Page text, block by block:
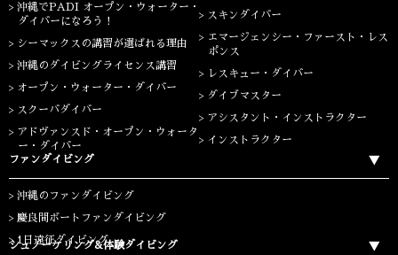
沖縄でPADI オープン・ウォーター・
ダイバーになろう！
シーマックスの講習が選ばれる理由
沖縄のダイビングライセンス講習
オープン・ウォーター・ダイバー
スクーバダイバー
アドヴァンスド・オープン・ウォータ
ー・ダイバー
スキンダイバー
エマージェンシー・ファースト・レス
ポンス
レスキュー・ダイバー
ダイブマスター
アシスタント・インストラクター
インストラクター
ファンダイビング
沖縄のファンダイビング
慶良間ボートファンダイビング
1日遠征ダイビング
シュノーケリング&体験ダイビング